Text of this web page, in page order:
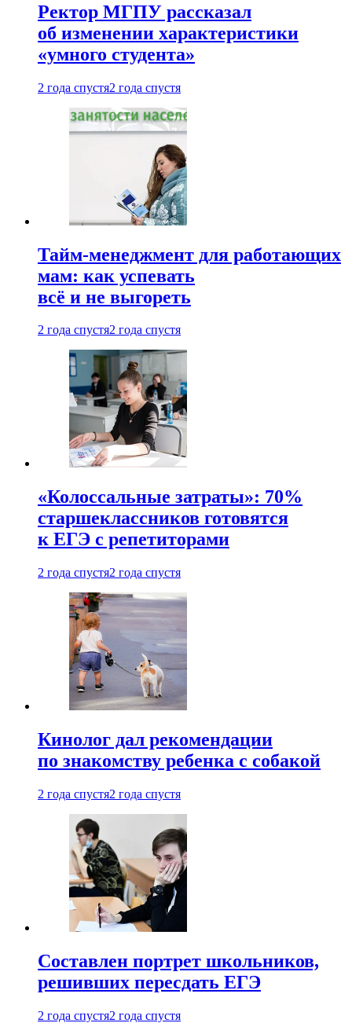
Ректор МГПУ рассказал
об изменении характеристики
«умного студента»
2 года спустя2 года спустя
Тайм-менеджмент для работающих
мам: как успевать
всё и не выгореть
2 года спустя2 года спустя
«Колоссальные затраты»: 70%
старшеклассников готовятся
к ЕГЭ с репетиторами
2 года спустя2 года спустя
Кинолог дал рекомендации
по знакомству ребенка с собакой
2 года спустя2 года спустя
Составлен портрет школьников,
решивших пересдать ЕГЭ
2 года спустя2 года спустя